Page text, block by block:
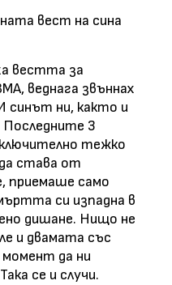
вест на сина
вестта за
веднага звъннах
синът ни, както и
Последните 3
тежко
става от
приемаше само
си изпадна в
дишане. Нищо не
и двамата със
момент да ни
се и случи.